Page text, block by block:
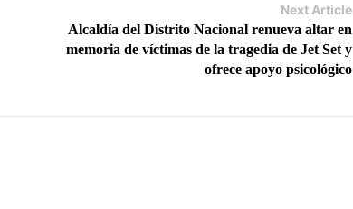
Next Article
Alcaldía del Distrito Nacional renueva altar en
memoria de víctimas de la tragedia de Jet Set y
ofrece apoyo psicológico